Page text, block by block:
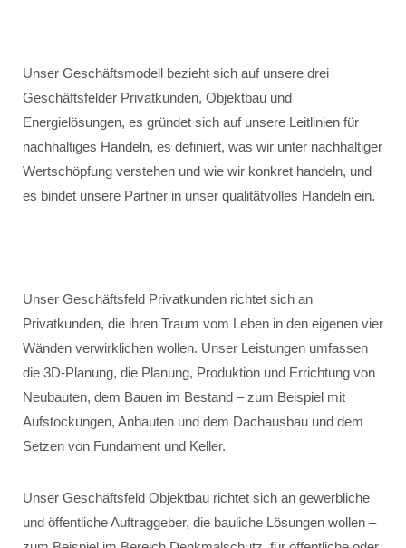
Unser Geschäftsmodell bezieht sich auf unsere drei
Geschäftsfelder Privatkunden, Objektbau und
Energielösungen, es gründet sich auf unsere Leitlinien für
nachhaltiges Handeln, es definiert, was wir unter nachhaltiger
Wertschöpfung verstehen und wie wir konkret handeln, und
es bindet unsere Partner in unser qualitätvolles Handeln ein.
Unser Geschäftsfeld Privatkunden richtet sich an
Privatkunden, die ihren Traum vom Leben in den eigenen vier
Wänden verwirklichen wollen. Unser Leistungen umfassen
die 3D-Planung, die Planung, Produktion und Errichtung von
Neubauten, dem Bauen im Bestand – zum Beispiel mit
Aufstockungen, Anbauten und dem Dachausbau und dem
Setzen von Fundament und Keller.
Unser Geschäftsfeld Objektbau richtet sich an gewerbliche
und öffentliche Auftraggeber, die bauliche Lösungen wollen –